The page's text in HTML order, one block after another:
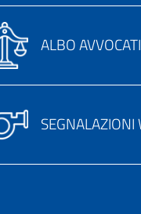
ALBO AVVOCATI